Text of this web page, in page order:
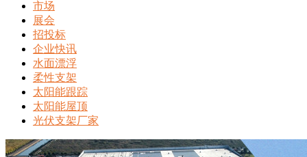
市场
展会
招投标
企业快讯
水面漂浮
柔性支架
太阳能跟踪
太阳能屋顶
光伏支架厂家